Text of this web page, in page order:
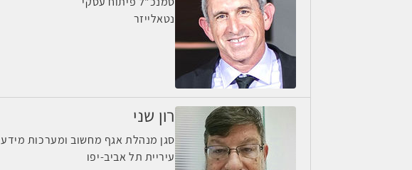
נטאלייזר
רון שני
סגן מנהלת אגף מחשוב ומערכות מידע
עיריית תל אביב-יפו